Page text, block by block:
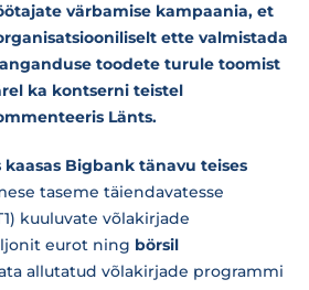
värbamise kampaania, et
ette valmistada
toodete turule toomist
ka kontserni teistel
Länts.
kaasas Bigbank tänavu teises
taseme täiendavatesse
kuuluvate võlakirjade
eurot ning börsil
allutatud võlakirjade programmi